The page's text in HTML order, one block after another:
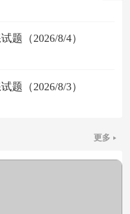
题（2026/8/4）
题（2026/8/3）
更多